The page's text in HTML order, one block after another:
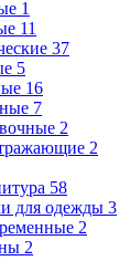
1
11
37
5
16
7
2
2
58
для одежды 3
2
2